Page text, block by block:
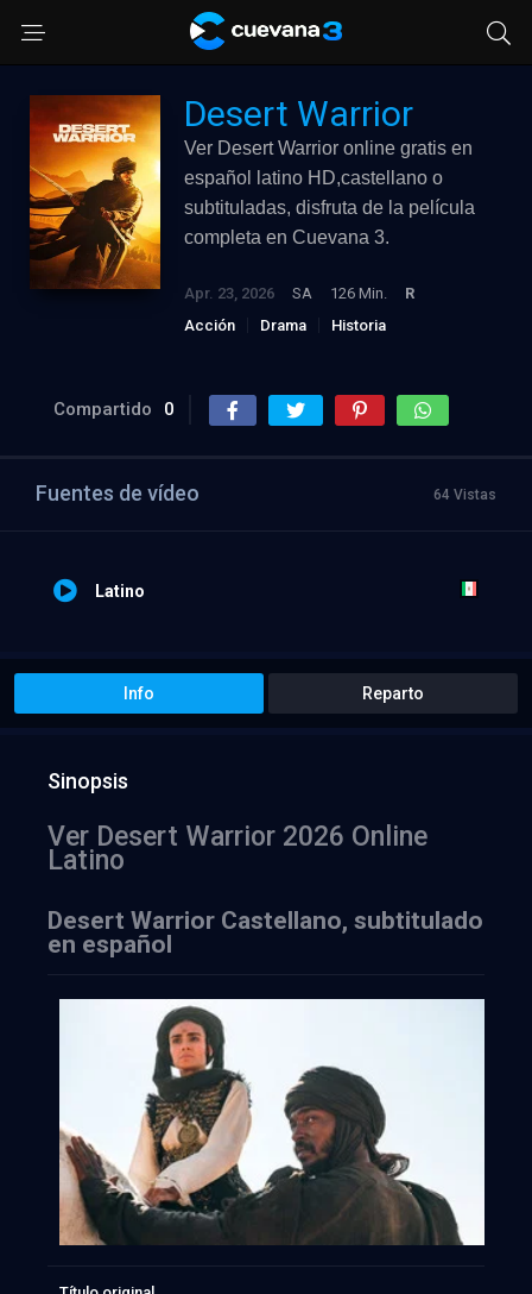
Desert Warrior
Ver Desert Warrior online gratis en
español latino HD,castellano o
subtituladas, disfruta de la película
completa en Cuevana 3.
Apr. 23, 2026 SA 126 Min.
R
Acción
Drama Historia
Compartido 0
Fuentes de vídeo 64 Vistas
Latino
Info Reparto
Sinopsis
Ver Desert Warrior 2026 Online
Latino
Desert Warrior Castellano, subtitulado
en español